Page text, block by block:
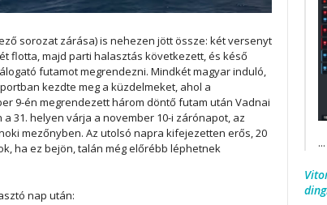
sorozat zárása) is nehezen jött össze: két versenyt
flotta, majd parti halasztás következett, és késő
futamot megrendezni. Mindkét magyar induló,
kezdte meg a küzdelmeket, ahol a
9-én megrendezett három döntő futam után Vadnai
31. helyen várja a november 10-i zárónapot, az
mezőnyben. Az utolsó napra kifejezetten erős, 20
ha ez bejön, talán még előrébb léphetnek
nap után:
...